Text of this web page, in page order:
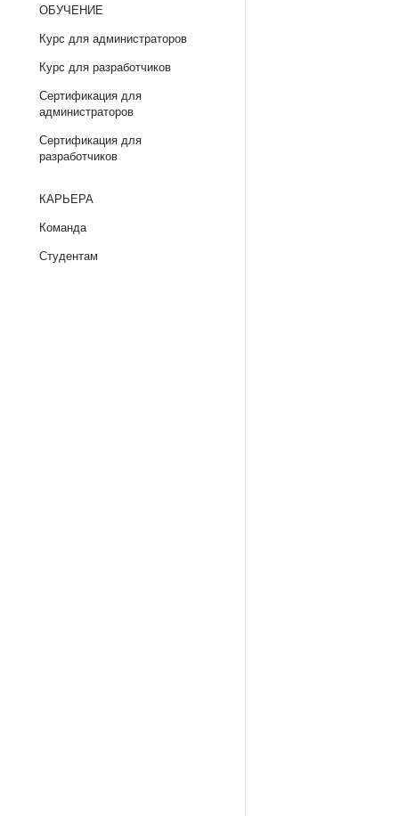
ОБУЧЕНИЕ
Курс для администраторов
Курс для разработчиков
Сертификация для
администраторов
Сертификация для
разработчиков
КАРЬЕРА
Команда
Студентам